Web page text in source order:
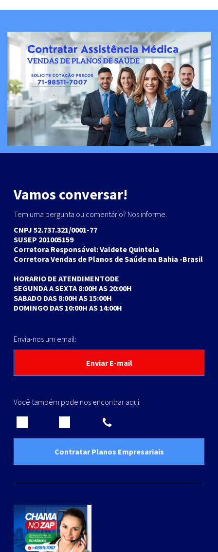
Vamos conversar!
Tem uma pergunta ou comentário? Nos informe.
CNPJ 52.737.321/0001-77
SUSEP 201005159
Corretora Responsável: Valdete Quintela
Corretora Vendas de Planos de Saúde na Bahia -Brasil
HORARIO DE ATENDIMENTODE
SEGUNDA A SEXTA 8:00H AS 20:00H
SABADO DAS 8:00H AS 15:00H
DOMINGO DAS 10:00H AS 14:00H
Envia-nos um email:
Enviar E-mail
Você também pode nos encontrar aqui:
Contratar Planos Empresariais